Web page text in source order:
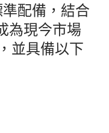
配備，結合
為現今市場
並具備以下